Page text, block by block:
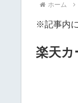
ホーム
※記事内
楽天カ